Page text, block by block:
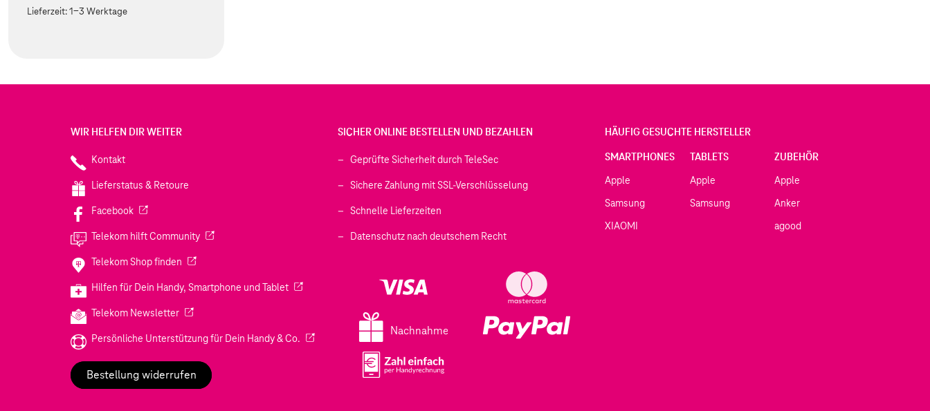
Lieferzeit:1-3 Werktage
WIR HELFEN DIR WEITER
Kontakt
Lieferstatus & Retoure
Facebook(Wird in einem neuen Tab geöffnet)
Telekom hilft Community(Wird in einem neuen Tab geöffnet)
Telekom Shop finden (Wird in einem neuen Tab geöffnet)
Hilfen für Dein Handy, Smartphone und Tablet(Wird in einem neuen Tab geöffnet)
Telekom Newsletter(Wird in einem neuen Tab geöffnet)
Persönliche Unterstützung für Dein Handy & Co. (Wird in einem neuen Tab geöffnet)
Bestellung widerrufen
SICHER ONLINE BESTELLEN UND BEZAHLEN
Geprüfte Sicherheit durch TeleSec
Sichere Zahlung mit SSL-Verschlüsselung
Schnelle Lieferzeiten
Datenschutz nach deutschem Recht
Nachnahme
HÄUFIG GESUCHTE HERSTELLER
SMARTPHONES
Apple
Samsung
XIAOMI
TABLETS
Apple
Samsung
ZUBEHÖR
Apple
Anker
agood